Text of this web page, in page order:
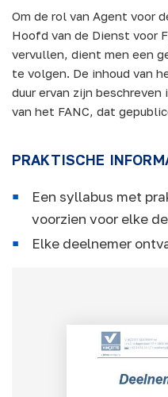
Om de rol van Agent voor
Hoofd van de Dienst voor
vervullen, dient men een
te volgen. De inhoud van
duur ervan zijn
van het FANC, dat
PRAKTISCHE
Een syllabus met
voorzien voor elke
Elke deelnemer